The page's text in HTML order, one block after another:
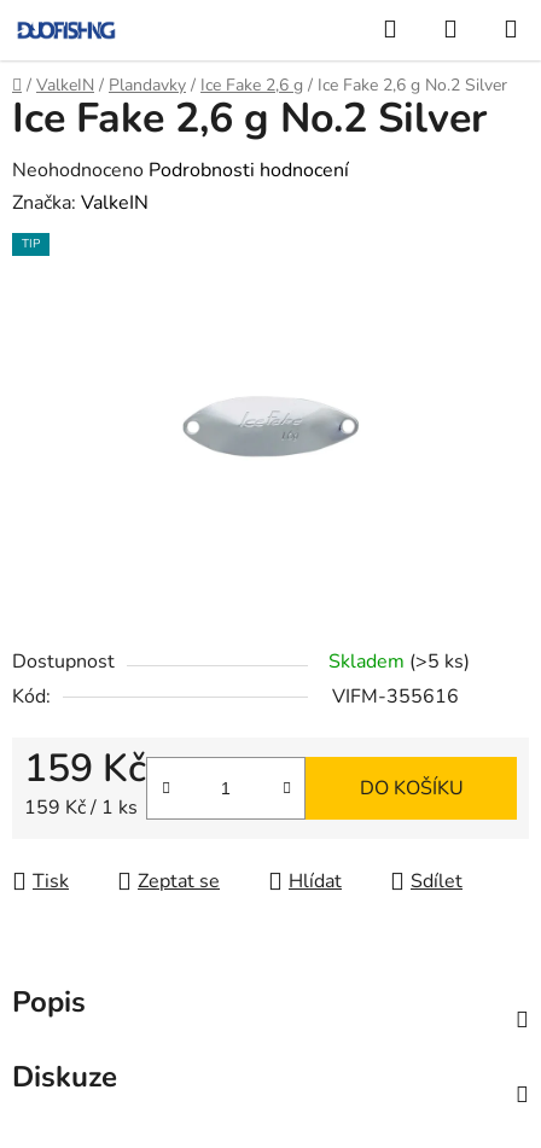
na
obsah
Hledat
KOŠÍK
Domů
/ ValkeIN / Plandavky / Ice Fake 2,6 g / Ice Fake 2,6 g No.2 Silver
Dostupnost Skladem (>5 ks)
Kód:
VIFM-355616
159 Kč
Měrná cena:
159 Kč / 1 ks
DO KOŠÍKU
Tisk Zeptat se Hlídat Sdílet
Ice Fake 2,6 g No.2 Silver
Průměrné
hodnocení
produktu
Neohodnoceno Podrobnosti hodnocení
Značka: ValkeIN
TIP
Popis
Diskuze